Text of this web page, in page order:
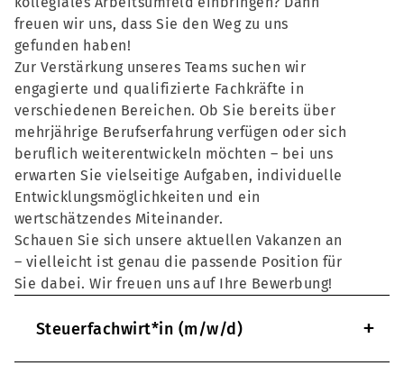
freuen wir uns, dass Sie den Weg zu uns
gefunden haben!
Zur Verstärkung unseres Teams suchen wir
engagierte und qualifizierte Fachkräfte in
verschiedenen Bereichen. Ob Sie bereits über
mehrjährige Berufserfahrung verfügen oder sich
beruflich weiterentwickeln möchten – bei uns
erwarten Sie vielseitige Aufgaben, individuelle
Entwicklungsmöglichkeiten und ein
wertschätzendes Miteinander.
Schauen Sie sich unsere aktuellen Vakanzen an
– vielleicht ist genau die passende Position für
Sie dabei. Wir freuen uns auf Ihre Bewerbung!
Steuerfachwirt*in (m/w/d) +